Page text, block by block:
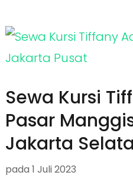
Sewa Kursi
Pasar
Jakarta
pada 1 Juli 2023